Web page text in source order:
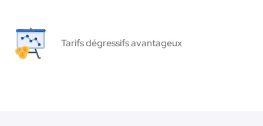
Tarifs dégressifs avantageux